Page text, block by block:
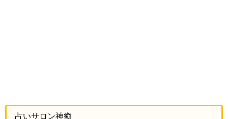
占いサロン神癒